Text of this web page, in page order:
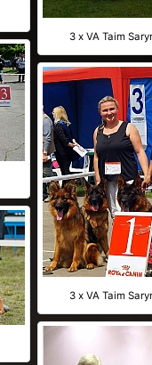
3 x VA Taim
3 x VA Taim